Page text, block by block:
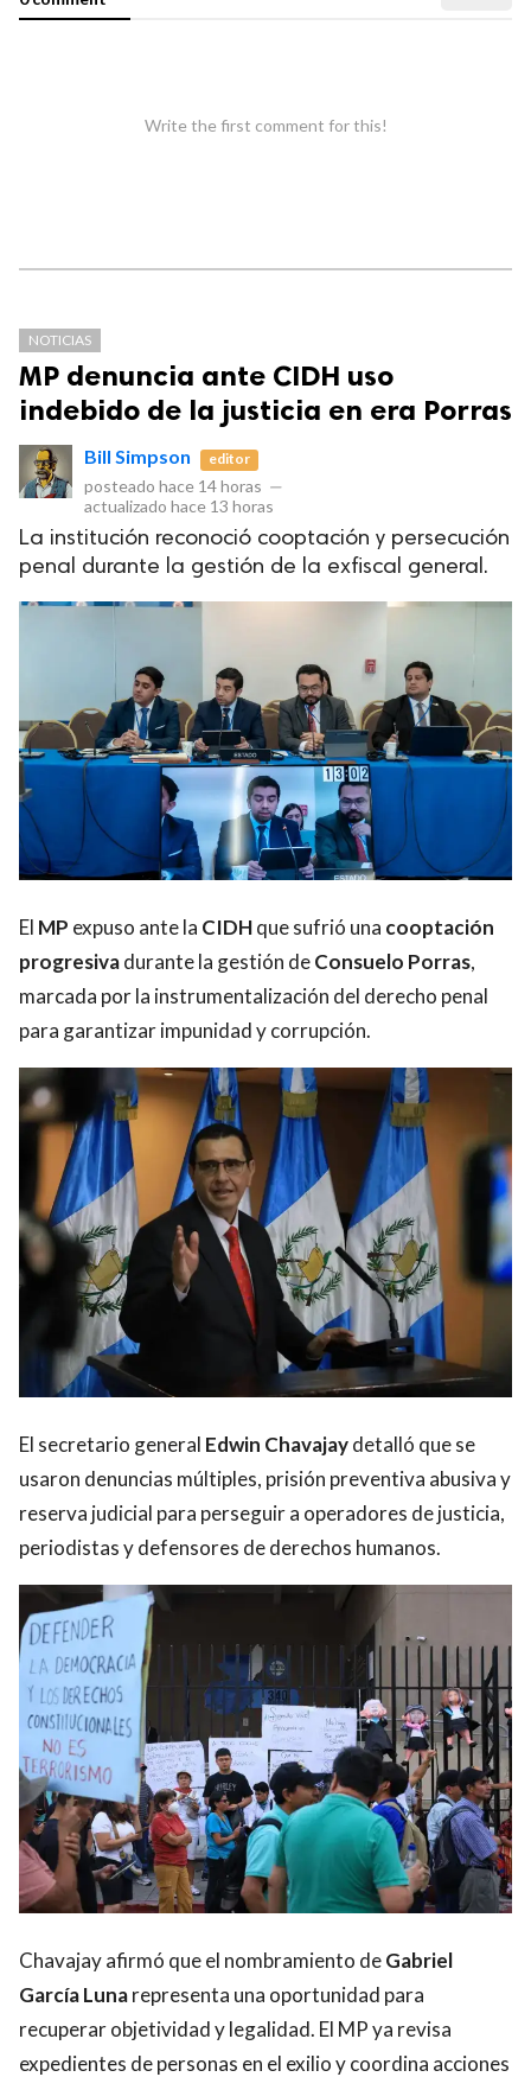
Write the first comment for this!
NOTICIAS
MP denuncia ante CIDH uso
indebido de la justicia en era Porras
Bill Simpson editor
posteado hace 14 horas —
actualizado hace 13 horas
La institución reconoció cooptación y persecución
penal durante la gestión de la exfiscal general.
El MP expuso ante la CIDHque sufrió una cooptación
progresivadurante la gestión deConsuelo Porras,
marcada por la instrumentalización del derecho penal
para garantizar impunidad y corrupción.
El secretario general Edwin Chavajaydetalló que se
usaron denuncias múltiples, prisión preventiva abusiva y
reserva judicial para perseguir a operadores de justicia,
periodistas y defensores de derechos humanos.
Chavajay afirmó que el nombramiento deGabriel
García Lunarepresenta una oportunidad para
recuperar objetividad y legalidad. El MP ya revisa
expedientes de personas en el exilio y coordina acciones